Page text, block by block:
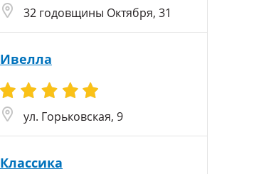
32 годовщины Октября, 31
Ивелла
ул. Горьковская, 9
Классика